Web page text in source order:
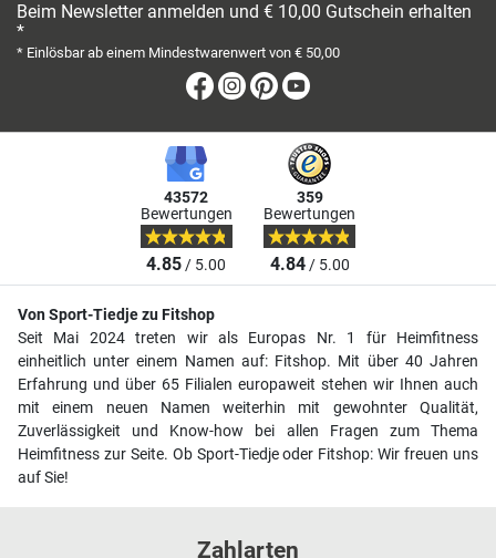
Beim Newsletter anmelden und € 10,00 Gutschein erhalten
*
* Einlösbar ab einem Mindestwarenwert von € 50,00
Facebook
Instagram
Pinterest
43572
Bewertungen
4.85/ 5.00
359
Bewertungen
4.84/ 5.00
Von Sport-Tiedje zu Fitshop
Seit Mai 2024 treten wir als Europas Nr. 1 für Heimfitness
einheitlich unter einem Namen auf: Fitshop. Mit über 40 Jahren
Erfahrung und über 65 Filialen europaweit stehen wir Ihnen auch
mit einem neuen Namen weiterhin mit gewohnter Qualität,
Zuverlässigkeit und Know-how bei allen Fragen zum Thema
Heimfitness zur Seite. Ob Sport-Tiedje oder Fitshop: Wir freuen uns
auf Sie!
Zahlarten